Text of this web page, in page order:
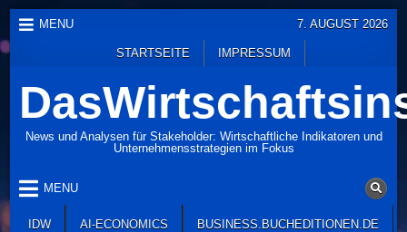
Skip
to
content
MENU
STARTSEITE IMPRESSUM
7. AUGUST 2026
News und Analysen für Stakeholder: Wirtschaftliche Indikatoren und
Unternehmensstrategien im Fokus
MENU
IDW AI-ECONOMICS BUSINESS.BUCHEDITIONEN.DE